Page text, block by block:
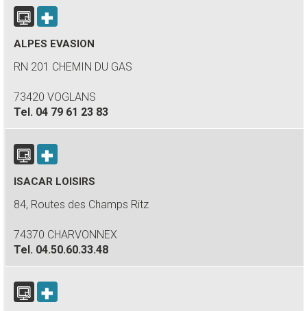
ALPES EVASION
RN 201 CHEMIN DU GAS
73420 VOGLANS
Tel. 04 79 61 23 83
ISACAR LOISIRS
84, Routes des Champs Ritz
74370 CHARVONNEX
Tel. 04.50.60.33.48